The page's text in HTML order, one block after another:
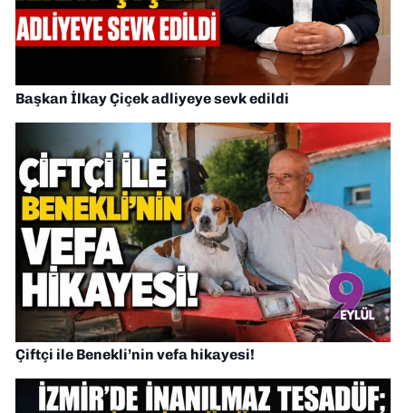
Başkan İlkay Çiçek adliyeye sevk edildi
Çiftçi ile Benekli’nin vefa hikayesi!